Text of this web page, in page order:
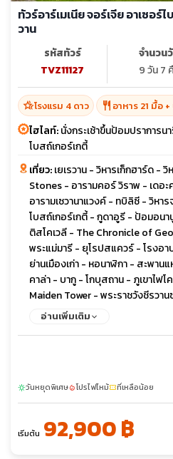
ทัวร์อาร์เมเนีย จอร์เจีย อาเซอร์
วาน
รหัสทัวร์
TVZ11127
จำนวน
9 วัน 7
hotel_classโรงแรม 4 ดาว restaurant อาหาร 21 มื้อ
ไฮไลท์:นั่งกระเช้าขึ้นป้อมปราการน
โบสถ์เกอร์เกตี้
เที่ยว:เยเรวาน - วิหารเก็กฮาร์ด -
Stones - อารามคอร์ วิราพ - เดอะ
อารามเซวานาแวงค์ - ทบิลิซี - วิหา
โบสถ์เกอร์เกตี้ - กูดาอูรี - ป้อมอนา
ติสโคเวลี - The Chronicle of
พระแม่มารี - ยุโรปสแควร์ - โรงอา
ย่านเมืองเก่า - หอนาฬิกา - สะพา
คาล่า - บากู - โกบุสถาน - ภูเขาไฟ
Maiden Tower - พระราชวังชีรวา
ดาร์ อาลิเยฟ - ยานาร์แด็ก - วิหารแห่
อ่านเพิ่มเติม
sunnyวันหยุดพิเศษlocal_fire_departmentโปรไฟไหม้confirmation_numberที่เหลือน้อย
เริ่มต้น 92,900 ฿